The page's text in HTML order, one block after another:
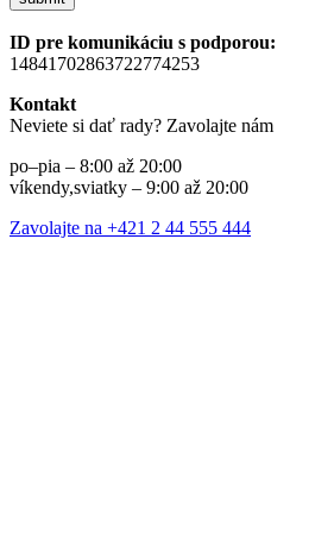
ID pre komunikáciu s podporou:
14841702863722774253
Kontakt
Neviete si dať rady? Zavolajte nám
po–pia – 8:00 až 20:00
víkendy,sviatky – 9:00 až 20:00
Zavolajte na +421 2 44 555 444